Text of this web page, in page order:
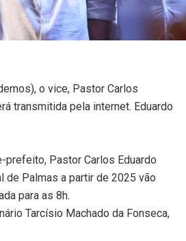
o vice, Pastor Carlos
transmitida pela internet. Eduardo
Pastor Carlos Eduardo
de Palmas a partir de 2025 vão
para as 8h.
Tarcísio Machado da Fonseca,